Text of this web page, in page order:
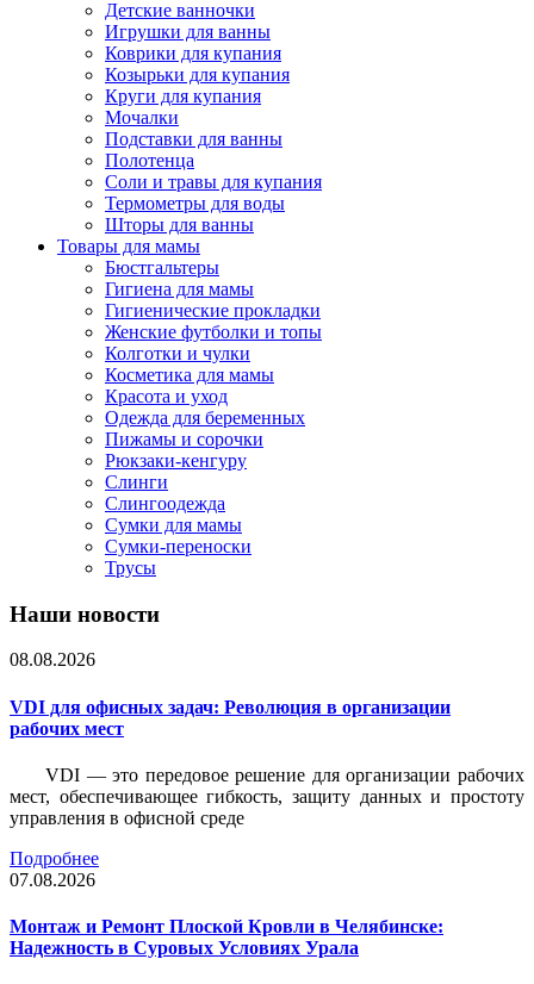
Детские ванночки
Игрушки для ванны
Коврики для купания
Козырьки для купания
Круги для купания
Мочалки
Подставки для ванны
Полотенца
Соли и травы для купания
Термометры для воды
Шторы для ванны
Товары для мамы
Бюстгальтеры
Гигиена для мамы
Гигиенические прокладки
Женские футболки и топы
Колготки и чулки
Косметика для мамы
Красота и уход
Одежда для беременных
Пижамы и сорочки
Рюкзаки-кенгуру
Слинги
Слингоодежда
Сумки для мамы
Сумки-переноски
Трусы
Наши новости
08.08.2026
VDI для офисных задач: Революция в организации
рабочих мест
VDI — это передовое решение для организации рабочих
мест, обеспечивающее гибкость, защиту данных и простоту
управления в офисной среде
Подробнее
07.08.2026
Монтаж и Ремонт Плоской Кровли в Челябинске:
Надежность в Суровых Условиях Урала